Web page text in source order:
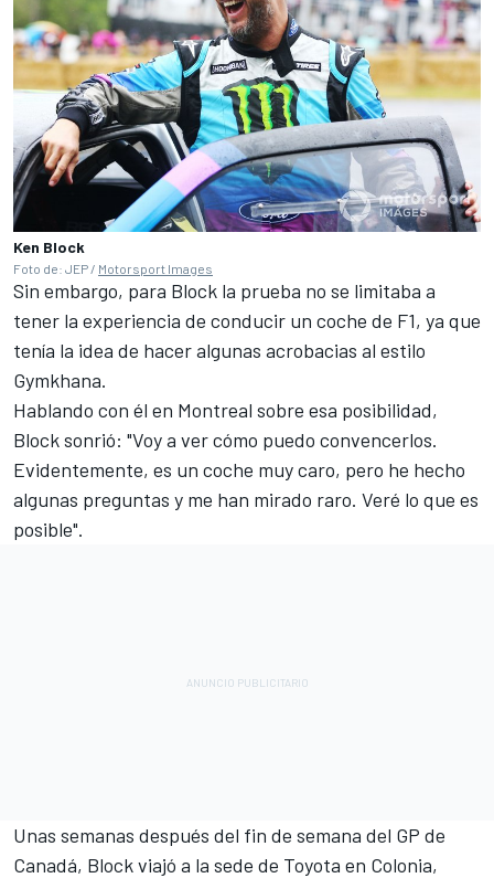
Ken Block
Foto de: JEP / Motorsport Images
Sin embargo, para Block la prueba no se limitaba a
tener la experiencia de conducir un coche de F1, ya que
tenía la idea de hacer algunas acrobacias al estilo
Gymkhana.
Hablando con él en Montreal sobre esa posibilidad,
Block sonrió: "Voy a ver cómo puedo convencerlos.
Evidentemente, es un coche muy caro, pero he hecho
algunas preguntas y me han mirado raro. Veré lo que es
posible".
Unas semanas después del fin de semana del GP de
Canadá, Block viajó a la sede de Toyota en Colonia,